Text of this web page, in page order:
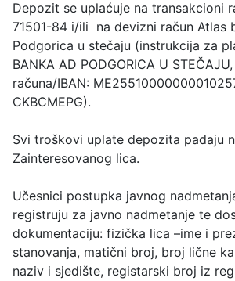
Depozit se uplaćuje na transakcioni
71501-84 i/ili na devizni račun Atlas
Podgorica u stečaju (instrukcija za
BANKA AD PODGORICA U
računa/IBAN:
CKBCMEPG).
Svi troškovi uplate depozita padaju
Zainteresovanog lica.
Učesnici postupka javnog
registruju za javno nadmetanje te
dokumentaciju: fizička lica –ime i
stanovanja, matični broj, broj lične
naziv i sjedište, registarski broj iz